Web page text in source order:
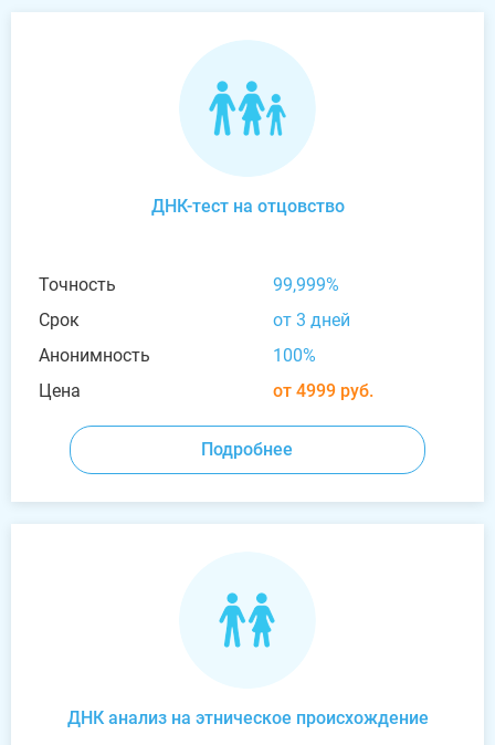
ДНК-тест на отцовство
Точность
99,999%
Срок
от 3 дней
Анонимность
100%
Цена
от 4999 руб.
Подробнее
ДНК анализ на этническое происхождение